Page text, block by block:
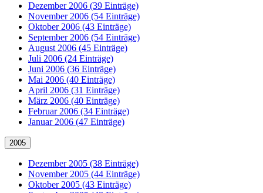
Dezember 2006 (39 Einträge)
November 2006 (54 Einträge)
Oktober 2006 (43 Einträge)
September 2006 (54 Einträge)
August 2006 (45 Einträge)
Juli 2006 (24 Einträge)
Juni 2006 (36 Einträge)
Mai 2006 (40 Einträge)
April 2006 (31 Einträge)
März 2006 (40 Einträge)
Februar 2006 (34 Einträge)
Januar 2006 (47 Einträge)
2005
Dezember 2005 (38 Einträge)
November 2005 (44 Einträge)
Oktober 2005 (43 Einträge)